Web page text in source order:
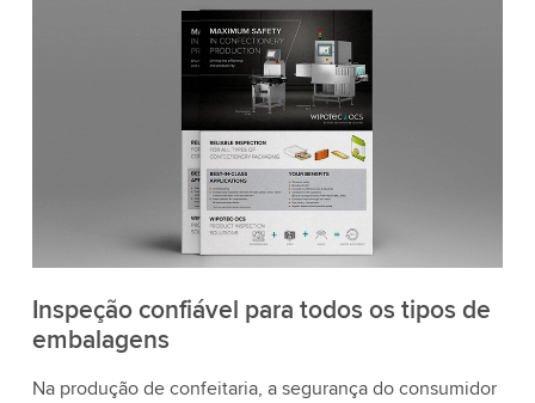
Inspeção confiável para todos os tipos de
embalagens
Na produção de confeitaria, a segurança do consumidor